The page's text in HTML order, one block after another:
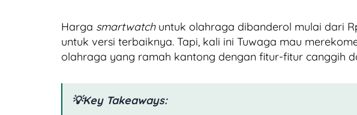
Harga smartwatchuntuk olahraga dibanderol mulai dari
untuk versi terbaiknya. Tapi, kali ini Tuwaga mau
olahraga yang ramah kantong dengan fitur-fitur canggih
💡Key Takeaways: